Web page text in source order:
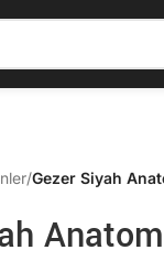
/Gezer Siyah